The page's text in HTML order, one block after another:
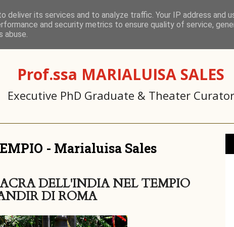
PUBBLICAZIONI L'ISTITUTO CASA EDITRICE
Prof.ssa MARIALUISA SALES
Executive PhD Graduate & Theater Curator
- Marialuisa Sales
DELL'INDIA NEL TEMPIO
DI ROMA
deliver its services and to analyze traffic. Your IP address and
and security metrics to ensure quality of service,
abuse.